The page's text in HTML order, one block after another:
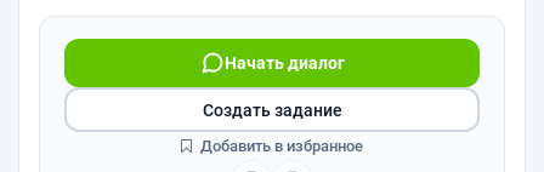
Начать диалог
Создать задание
Добавить в избранное